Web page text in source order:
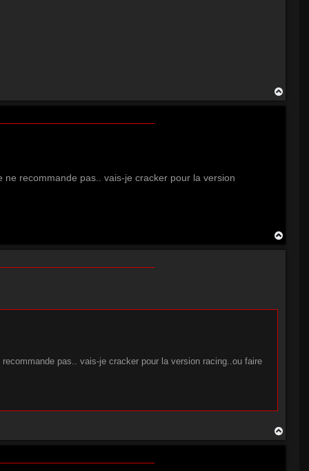
recommande pas.. vais-je cracker pour la version
pas.. vais-je cracker pour la version racing..ou faire